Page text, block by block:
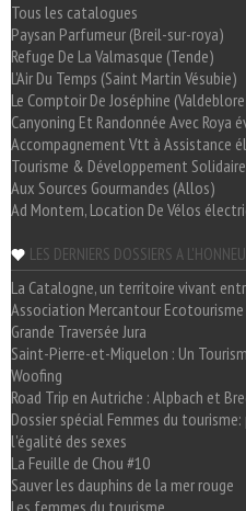
Tous les catalogues
Paysan Parfumeur (Breil-sur-roya)
Refuge De La Valmasque (Tende)
L'Air Du Temps (Saint Martin Vésubie)
Le Comptoir De Joséphine
Canyoning Et Randonnée Avec Roya
Accompagnement Vtt à Assistance
Tourisme & Développement
Aux Sources Gourmandes (Allos)
Ad Montem, Location De Vélos
LES DERNIERS DOSSIERS A
La Catalogne, un territoire vivant
Association Mercantour Ecotourisme
Grande Traversée Jura
Saint-Pierre-et-Miquelon : Un
Woofing
Road Trip en Autriche : Alpbach et
Dossier spécial Femmes du
l'égalité des sexes
La Feuille de Chou #10
Sauver les dauphins de la mer rouge
Les femmes du tourisme